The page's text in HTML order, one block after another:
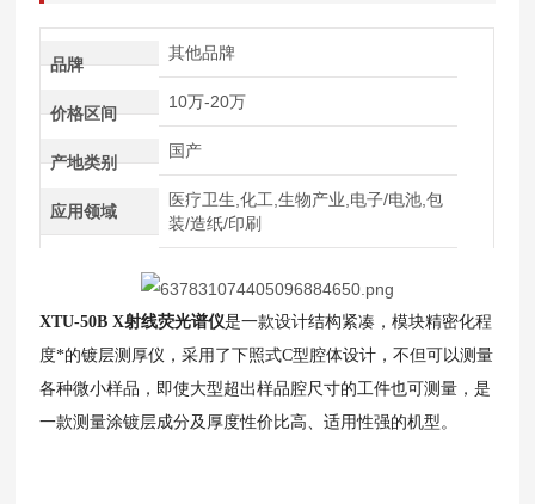
品牌
其他品牌
价格区间
10万-20万
产地类别
国产
应用领域
医疗卫生,化工,生物产业,电子/电池,包
装/造纸/印刷
XTU-50B X射线荧光谱仪是一款设计结构紧凑，模块精密化程
度*的镀层测厚仪，采用了下照式C型腔体设计，不但可以测量
各种微小样品，即使大型超出样品腔尺寸的工件也可测量，是
一款测量涂镀层成分及厚度性价比高、适用性强的机型 。